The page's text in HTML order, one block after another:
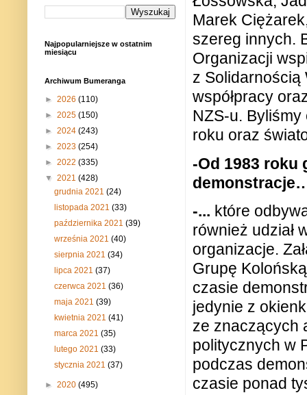
Marek
szereg innych.
Organizacji
z Solidarnością
współpracy
NZS-u.
roku oraz
-Od 1983 roku
-... które
również udział
organizacje.
Grupę
czasie
jedynie z
ze znaczących
politycznych w
podczas
czasie ponad
Najpopularniejsze w ostatnim
miesiącu
Archiwum Bumeranga
► 2026 (110)
► 2025 (150)
► 2024 (243)
► 2023 (254)
► 2022 (335)
▼ 2021 (428)
grudnia 2021(24)
listopada 2021(33)
października 2021(39)
września 2021(40)
sierpnia 2021(34)
lipca 2021(37)
czerwca 2021(36)
maja 2021(39)
kwietnia 2021(41)
marca 2021(35)
lutego 2021(33)
stycznia 2021(37)
► 2020 (495)